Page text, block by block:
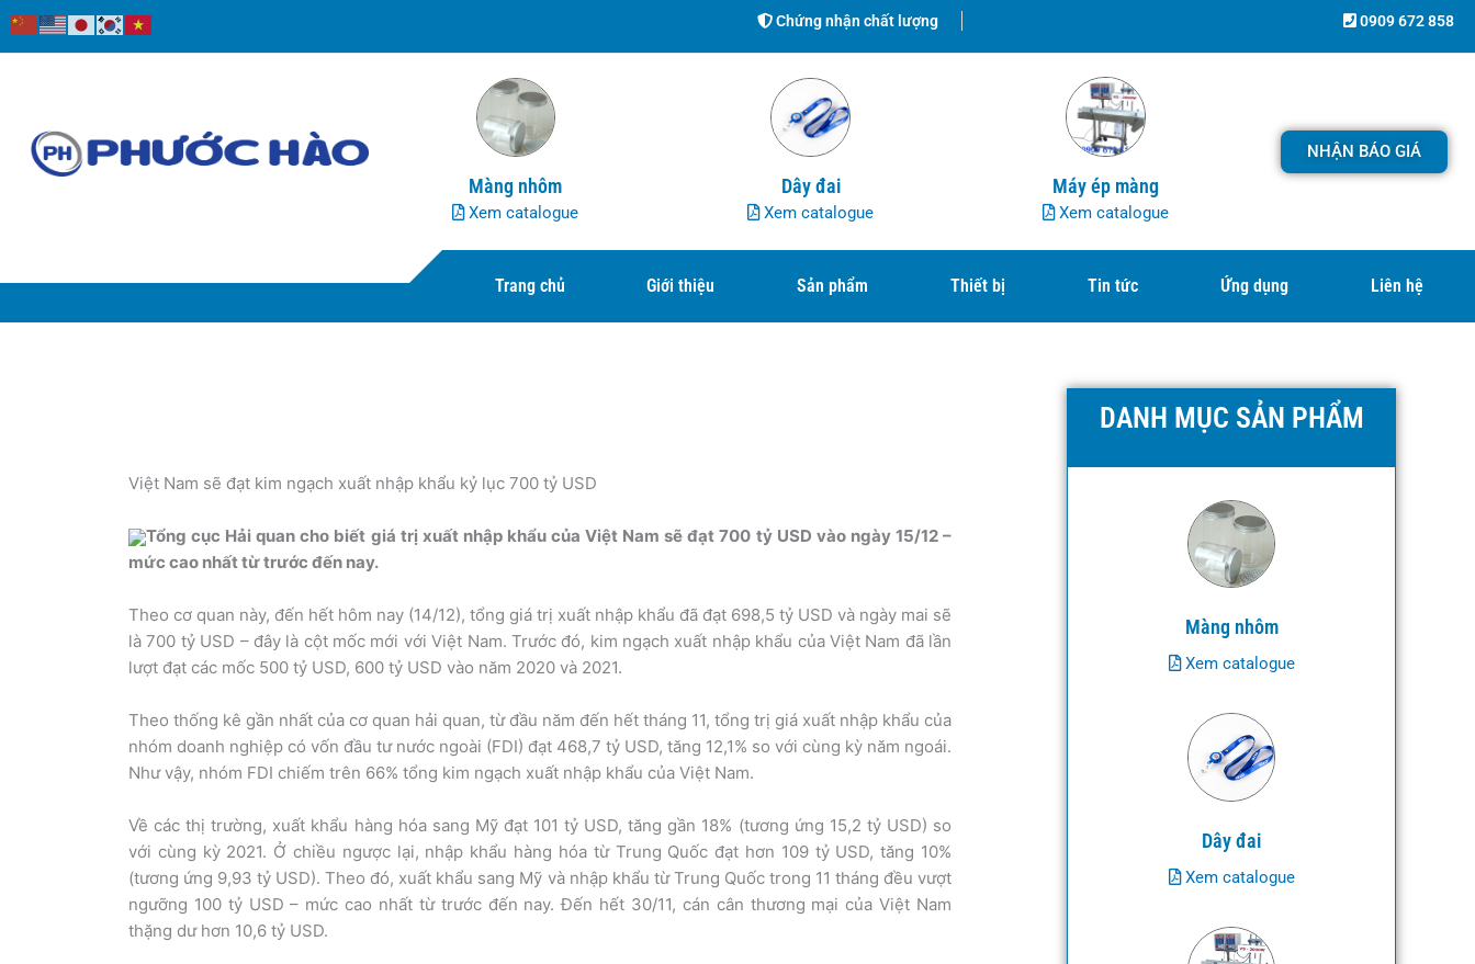
Nhảy
tới
Chứng nhận chất lượng 0909 672 858
Màng nhôm
Xem catalogue
Dây đai
Xem catalogue
Máy ép màng
Xem catalogue
NHẬN BÁO GIÁ
Trang chủ Giới thiệu Sản phẩm Thiết bị Tin tức Ứng dụng Liên hệ
Việt Nam sẽ đạt kim ngạch xuất nhập khẩu kỷ lục 700 tỷ USD
Tổng cục Hải quan cho biết giá trị xuất nhập khẩu của Việt Nam sẽ đạt 700 tỷ USD vào ngày 15/12 –
mức cao nhất từ trước đến nay.
Theo cơ quan này, đến hết hôm nay (14/12), tổng giá trị xuất nhập khẩu đã đạt 698,5 tỷ USD và ngày mai sẽ
là 700 tỷ USD – đây là cột mốc mới với Việt Nam. Trước đó, kim ngạch xuất nhập khẩu của Việt Nam đã lần
lượt đạt các mốc 500 tỷ USD, 600 tỷ USD vào năm 2020 và 2021.
Theo thống kê gần nhất của cơ quan hải quan, từ đầu năm đến hết tháng 11, tổng trị giá xuất nhập khẩu của
nhóm doanh nghiệp có vốn đầu tư nước ngoài (FDI) đạt 468,7 tỷ USD, tăng 12,1% so với cùng kỳ năm ngoái.
Như vậy, nhóm FDI chiếm trên 66% tổng kim ngạch xuất nhập khẩu của Việt Nam.
Về các thị trường, xuất khẩu hàng hóa sang Mỹ đạt 101 tỷ USD, tăng gần 18% (tương ứng 15,2 tỷ USD) so
với cùng kỳ 2021. Ở chiều ngược lại, nhập khẩu hàng hóa từ Trung Quốc đạt hơn 109 tỷ USD, tăng 10%
(tương ứng 9,93 tỷ USD). Theo đó, xuất khẩu sang Mỹ và nhập khẩu từ Trung Quốc trong 11 tháng đều vượt
ngưỡng 100 tỷ USD – mức cao nhất từ trước đến nay. Đến hết 30/11, cán cân thương mại của Việt Nam
thặng dư hơn 10,6 tỷ USD.
DANH MỤC SẢN PHẨM
Màng nhôm
Xem catalogue
Dây đai
Xem catalogue